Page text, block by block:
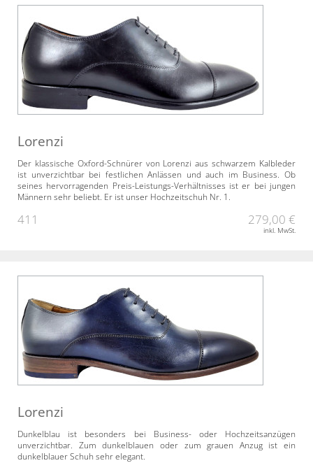
Lorenzi
Der klassische Oxford-Schnürer von Lorenzi aus schwarzem Kalbleder
ist unverzichtbar bei festlichen Anlässen und auch im Business. Ob
seines hervorragenden Preis-Leistungs-Verhältnisses ist er bei jungen
Männern sehr beliebt. Er ist unser Hochzeitschuh Nr. 1.
411 279,00 €
inkl. MwSt.
Lorenzi
Dunkelblau ist besonders bei Business- oder Hochzeitsanzügen
unverzichtbar. Zum dunkelblauen oder zum grauen Anzug ist ein
dunkelblauer Schuh sehr elegant.